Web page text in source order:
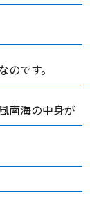
です。
南海の中身が